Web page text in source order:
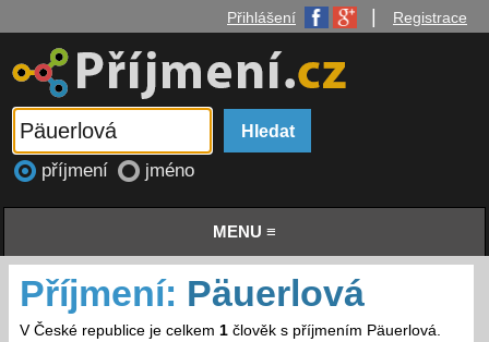
Přihlášení Registrace
příjmení jméno
MENU ≡
Příjmení: Päuerlová
V České republice je celkem 1člověk s příjmením Päuerlová.